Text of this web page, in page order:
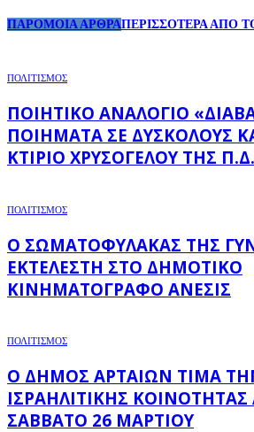
ΠΑΡΟΜΟΙΑ ΑΡΘΡΑΠΕΡΙΣΣΟΤΕΡΑ ΑΠΟ
ΠΟΛΙΤΙΣΜΟΣ
ΠΟΙΗΤΙΚΌ ΑΝΑΛΌΓΙΟ
ΠΟΙΉΜΑΤΑ ΣΕ ΔΎΣΚΟΛΟΥΣ
ΚΤΊΡΙΟ ΧΡΥΣΌΓΕΛΟΥ ΤΗΣ
ΠΟΛΙΤΙΣΜΟΣ
Ο ΣΩΜΑΤΟΦΎΛΑΚΑΣ ΤΗΣ
ΕΚΤΕΛΕΣΤΉ ΣΤΟ ΔΗΜΟΤΙΚΌ
ΚΙΝΗΜΑΤΟΓΡΆΦΟ ΑΝΕΣΙΣ
ΠΟΛΙΤΙΣΜΟΣ
Ο ΔΉΜΟΣ ΑΡΤΑΊΩΝ ΤΙΜΆ
ΙΣΡΑΗΛΙΤΙΚΉΣ
ΣΆΒΒΑΤΟ 26 ΜΑΡΤΊΟΥ